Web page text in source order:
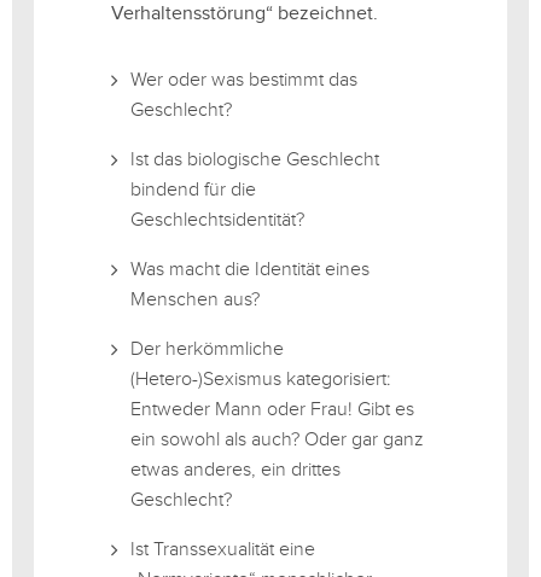
Verhaltensstörung“ bezeichnet.
Wer oder was bestimmt das
Geschlecht?
Ist das biologische Geschlecht
bindend für die
Geschlechtsidentität?
Was macht die Identität eines
Menschen aus?
Der herkömmliche
(Hetero-)Sexismus kategorisiert:
Entweder Mann oder Frau! Gibt es
ein sowohl als auch? Oder gar ganz
etwas anderes, ein drittes
Geschlecht?
Ist Transsexualität eine